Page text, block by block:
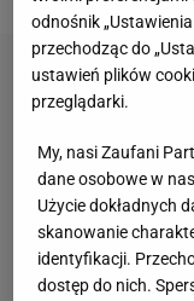
odnośnik
przechodząc do
ustawień plików
przeglądarki.
My, nasi Zaufani
dane osobowe w
Użycie dokładnych
skanowanie
identyfikacji.
dostęp do nich.